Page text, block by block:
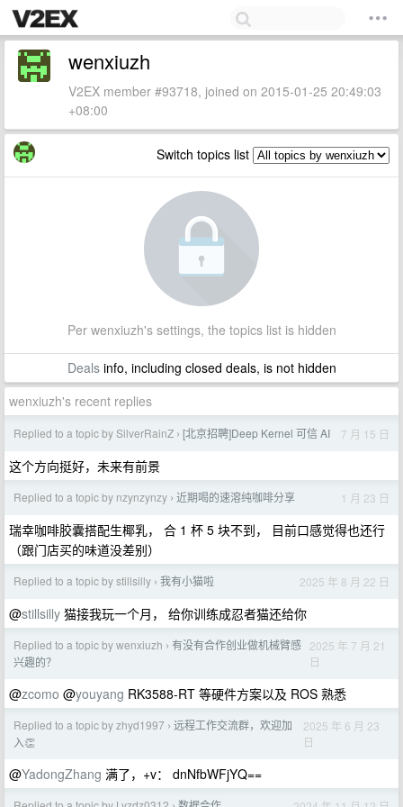
wenxiuzh
V2EX member #93718, joined on 2015-01-25 20:49:03
+08:00
Switch topics list
Per wenxiuzh's settings, the topics list is hidden
Dealsinfo, including closed deals, is not hidden
wenxiuzh's recent replies
Replied to a topic by SilverRainZ › [北京招聘]Deep Kernel 可信 AI 7 月 15 日
这个方向挺好，未来有前景
Replied to a topic by nzynzynzy › 近期喝的速溶纯咖啡分享 1 月 23 日
瑞幸咖啡胶囊搭配生椰乳， 合 1 杯 5 块不到， 目前口感觉得也还行
（跟门店买的味道没差别）
Replied to a topic by stillsilly › 我有小猫啦 2025 年 8 月 22 日
@stillsilly 猫接我玩一个月， 给你训练成忍者猫还给你
Replied to a topic by wenxiuzh › 有没有合作创业做机械臂感
兴趣的？
2025 年 7 月 21
日
@zcomo @youyang RK3588-RT 等硬件方案以及 ROS 熟悉
Replied to a topic by zhyd1997 › 远程工作交流群，欢迎加
入👏
2025 年 6 月 23
日
@YadongZhang 满了，+v： dnNfbWFjYQ==